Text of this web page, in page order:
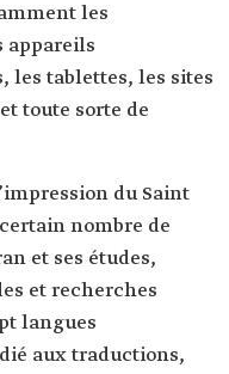
les
appareils
les tablettes, les sites
toute sorte de
du Saint
nombre de
et ses études,
et recherches
langues
aux traductions,